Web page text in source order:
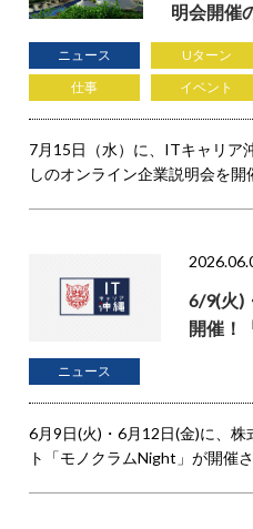
明会開催
ニュース Uターン
仕事
イベント
7月15日（水）に、ITキャリア
しのオンライン企業説明会を
6/9(火)
開催！
ニュース
6月9日(火)・6月12日(金)に、
ト「モノクラムNight」が開催